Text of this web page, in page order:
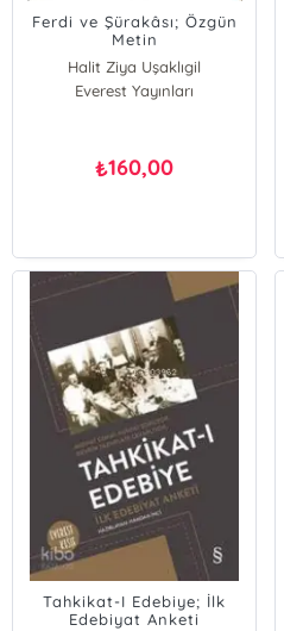
Ferdi ve Şürakâsı; Özgün
Metin
Halit Ziya Uşaklıgil
Everest Yayınları
₺160,00
Tahkikat-I Edebiye; İlk
Edebiyat Anketi